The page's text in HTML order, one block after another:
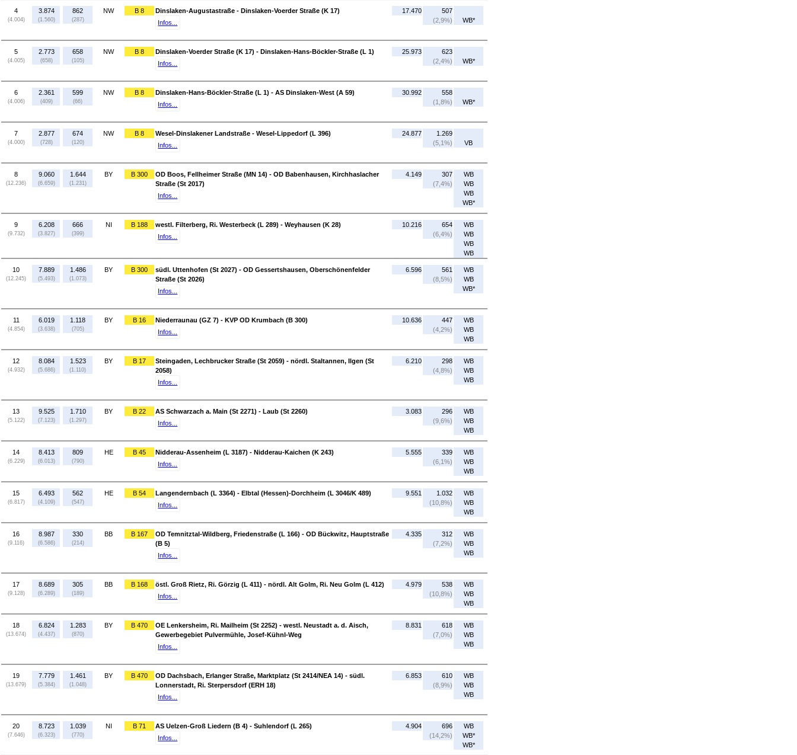
4
(4.004)
3.874
(1.560)
862
(287)
NW B 8
Dinslaken-Augustastraße - Dinslaken-Voerder Straße (K 17)
Infos...
17.470
507
(2,9%)
WB*
5
(4.005)
2.773
(658)
658
(105)
NW B 8
Dinslaken-Voerder Straße (K 17) - Dinslaken-Hans-Böckler-Straße (L 1)
Infos...
25.973
623
(2,4%)
WB*
6
(4.006)
2.361
(409)
599
(66)
NW B 8
Dinslaken-Hans-Böckler-Straße (L 1) - AS Dinslaken-West (A 59)
Infos...
30.992
558
(1,8%)
WB*
7
(4.000)
2.877
(728)
674
(120)
NW B 8
Wesel-Dinslakener Landstraße - Wesel-Lippedorf (L 396)
Infos...
24.877
1.269
(5,1%)
VB
8
(12.236)
9.060
(6.659)
1.644
(1.231)
BY B 300
OD Boos, Fellheimer Straße (MN 14) - OD Babenhausen, Kirchhaslacher
Straße (St 2017)
Infos...
4.149
307
(7,4%)
WB
WB
WB
WB*
9
(9.732)
6.208
(3.827)
666
(399)
NI B 188
westl. Filterberg, Ri. Westerbeck (L 289) - Weyhausen (K 28)
Infos...
10.216
654
(6,4%)
WB
WB
WB
WB
10
(12.245)
7.889
(5.493)
1.486
(1.073)
BY B 300
südl. Uttenhofen (St 2027) - OD Gessertshausen, Oberschönenfelder
Straße (St 2026)
Infos...
6.596
561
(8,5%)
WB
WB
WB*
11
(4.854)
6.019
(3.638)
1.118
(705)
BY B 16
Niederraunau (GZ 7) - KVP OD Krumbach (B 300)
Infos...
10.636
447
(4,2%)
WB
WB
WB
12
(4.932)
8.084
(5.686)
1.523
(1.110)
BY B 17
Steingaden, Lechbrucker Straße (St 2059) - nördl. Staltannen, Ilgen (St
2058)
Infos...
6.210
298
(4,8%)
WB
WB
WB
13
(5.122)
9.525
(7.123)
1.710
(1.297)
BY B 22
AS Schwarzach a. Main (St 2271) - Laub (St 2260)
Infos...
3.083
296
(9,6%)
WB
WB
WB
14
(6.229)
8.413
(6.013)
809
(790)
HE B 45
Nidderau-Assenheim (L 3187) - Nidderau-Kaichen (K 243)
Infos...
5.555
339
(6,1%)
WB
WB
WB
15
(6.817)
6.493
(4.109)
562
(547)
HE B 54
Langendernbach (L 3364) - Elbtal (Hessen)-Dorchheim (L 3046/K 489)
Infos...
9.551
1.032
(10,8%)
WB
WB
WB
16
(9.116)
8.987
(6.586)
330
(214)
BB B 167
OD Temnitztal-Wildberg, Friedenstraße (L 166) - OD Bückwitz, Hauptstraße
(B 5)
Infos...
4.335
312
(7,2%)
WB
WB
WB
17
(9.128)
8.689
(6.289)
305
(189)
BB B 168
östl. Groß Rietz, Ri. Görzig (L 411) - nördl. Alt Golm, Ri. Neu Golm (L 412)
Infos...
4.979
538
(10,8%)
WB
WB
WB
18
(13.674)
6.824
(4.437)
1.283
(870)
BY B 470
OE Lenkersheim, Ri. Mailheim (St 2252) - westl. Neustadt a. d. Aisch,
Gewerbegebiet Pulvermühle, Josef-Kühnl-Weg
Infos...
8.831
618
(7,0%)
WB
WB
WB
19
(13.679)
7.779
(5.384)
1.461
(1.048)
BY B 470
OD Dachsbach, Erlanger Straße, Marktplatz (St 2414/NEA 14) - südl.
Lonnerstadt, Ri. Sterpersdorf (ERH 18)
Infos...
6.853
610
(8,9%)
WB
WB
WB
20
(7.646)
8.723
(6.323)
1.039
(770)
NI B 71
AS Uelzen-Groß Liedern (B 4) - Suhlendorf (L 265)
Infos...
4.904
696
(14,2%)
WB
WB*
WB*